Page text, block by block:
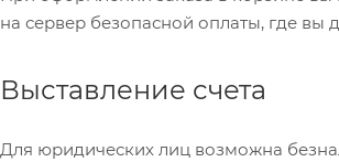
на сервер безопасной оплаты, где вы
Выставление счета
Для юридических лиц возможна